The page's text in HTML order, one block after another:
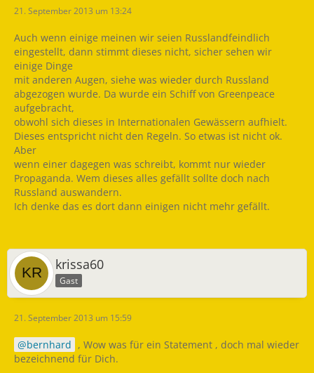
21. September 2013 um 13:24
Auch wenn einige meinen wir seien Russlandfeindlich
eingestellt, dann stimmt dieses nicht, sicher sehen wir
einige Dinge
mit anderen Augen, siehe was wieder durch Russland
abgezogen wurde. Da wurde ein Schiff von Greenpeace
aufgebracht,
obwohl sich dieses in Internationalen Gewässern aufhielt.
Dieses entspricht nicht den Regeln. So etwas ist nicht ok.
Aber
wenn einer dagegen was schreibt, kommt nur wieder
Propaganda. Wem dieses alles gefällt sollte doch nach
Russland auswandern.
Ich denke das es dort dann einigen nicht mehr gefällt.
krissa60
Gast
21. September 2013 um 15:59
bernhard , Wow was für ein Statement , doch mal wieder
bezeichnend für Dich.